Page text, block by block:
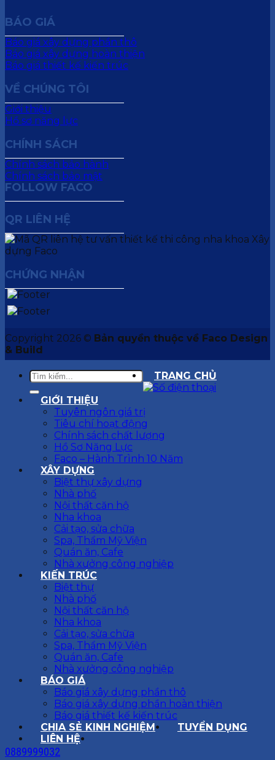
BÁO GIÁ
Báo giá xây dựng phần thô
Báo giá xây dựng hoàn thiện
Báo giá thiết kế kiến trúc
VỀ CHÚNG TÔI
Giới thiệu
Hồ sơ năng lực
CHÍNH SÁCH
Chính sách bảo hành
Chính sách bảo mật
FOLLOW FACO
QR LIÊN HỆ
CHỨNG NHẬN
Copyright 2026 © Bản quyền thuộc về Faco Design
& Build
TRANG CHỦ
GIỚI THIỆU
Tuyên ngôn giá trị
Tiêu chí hoạt động
Chính sách chất lượng
Hồ Sơ Năng Lực
Faco – Hành Trình 10 Năm
XÂY DỰNG
Biệt thự xây dựng
Nhà phố
Nội thất căn hộ
Nha khoa
Cải tạo, sửa chữa
Spa, Thẩm Mỹ Viện
Quán ăn, Cafe
Nhà xưởng công nghiệp
KIẾN TRÚC
Biệt thự
Nhà phố
Nội thất căn hộ
Nha khoa
Cải tạo, sửa chữa
Spa, Thẩm Mỹ Viện
Quán ăn, Cafe
Nhà xưởng công nghiệp
BÁO GIÁ
Báo giá xây dựng phần thô
Báo giá xây dựng phần hoàn thiện
Báo giá thiết kế kiến trúc
CHIA SẺ KINH NGHIỆM
TUYỂN DỤNG
LIÊN HỆ
0889999032